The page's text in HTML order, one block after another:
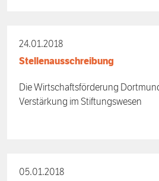
24.01.2018
Stellenausschreibung
Die Wirtschaftsförderung
Verstärkung im Stiftungswesen
05.01.2018